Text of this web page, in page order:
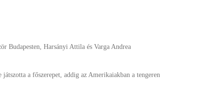
Budapesten, Harsányi Attila és Varga Andrea
a főszerepet, addig az Amerikaiakban a tengeren